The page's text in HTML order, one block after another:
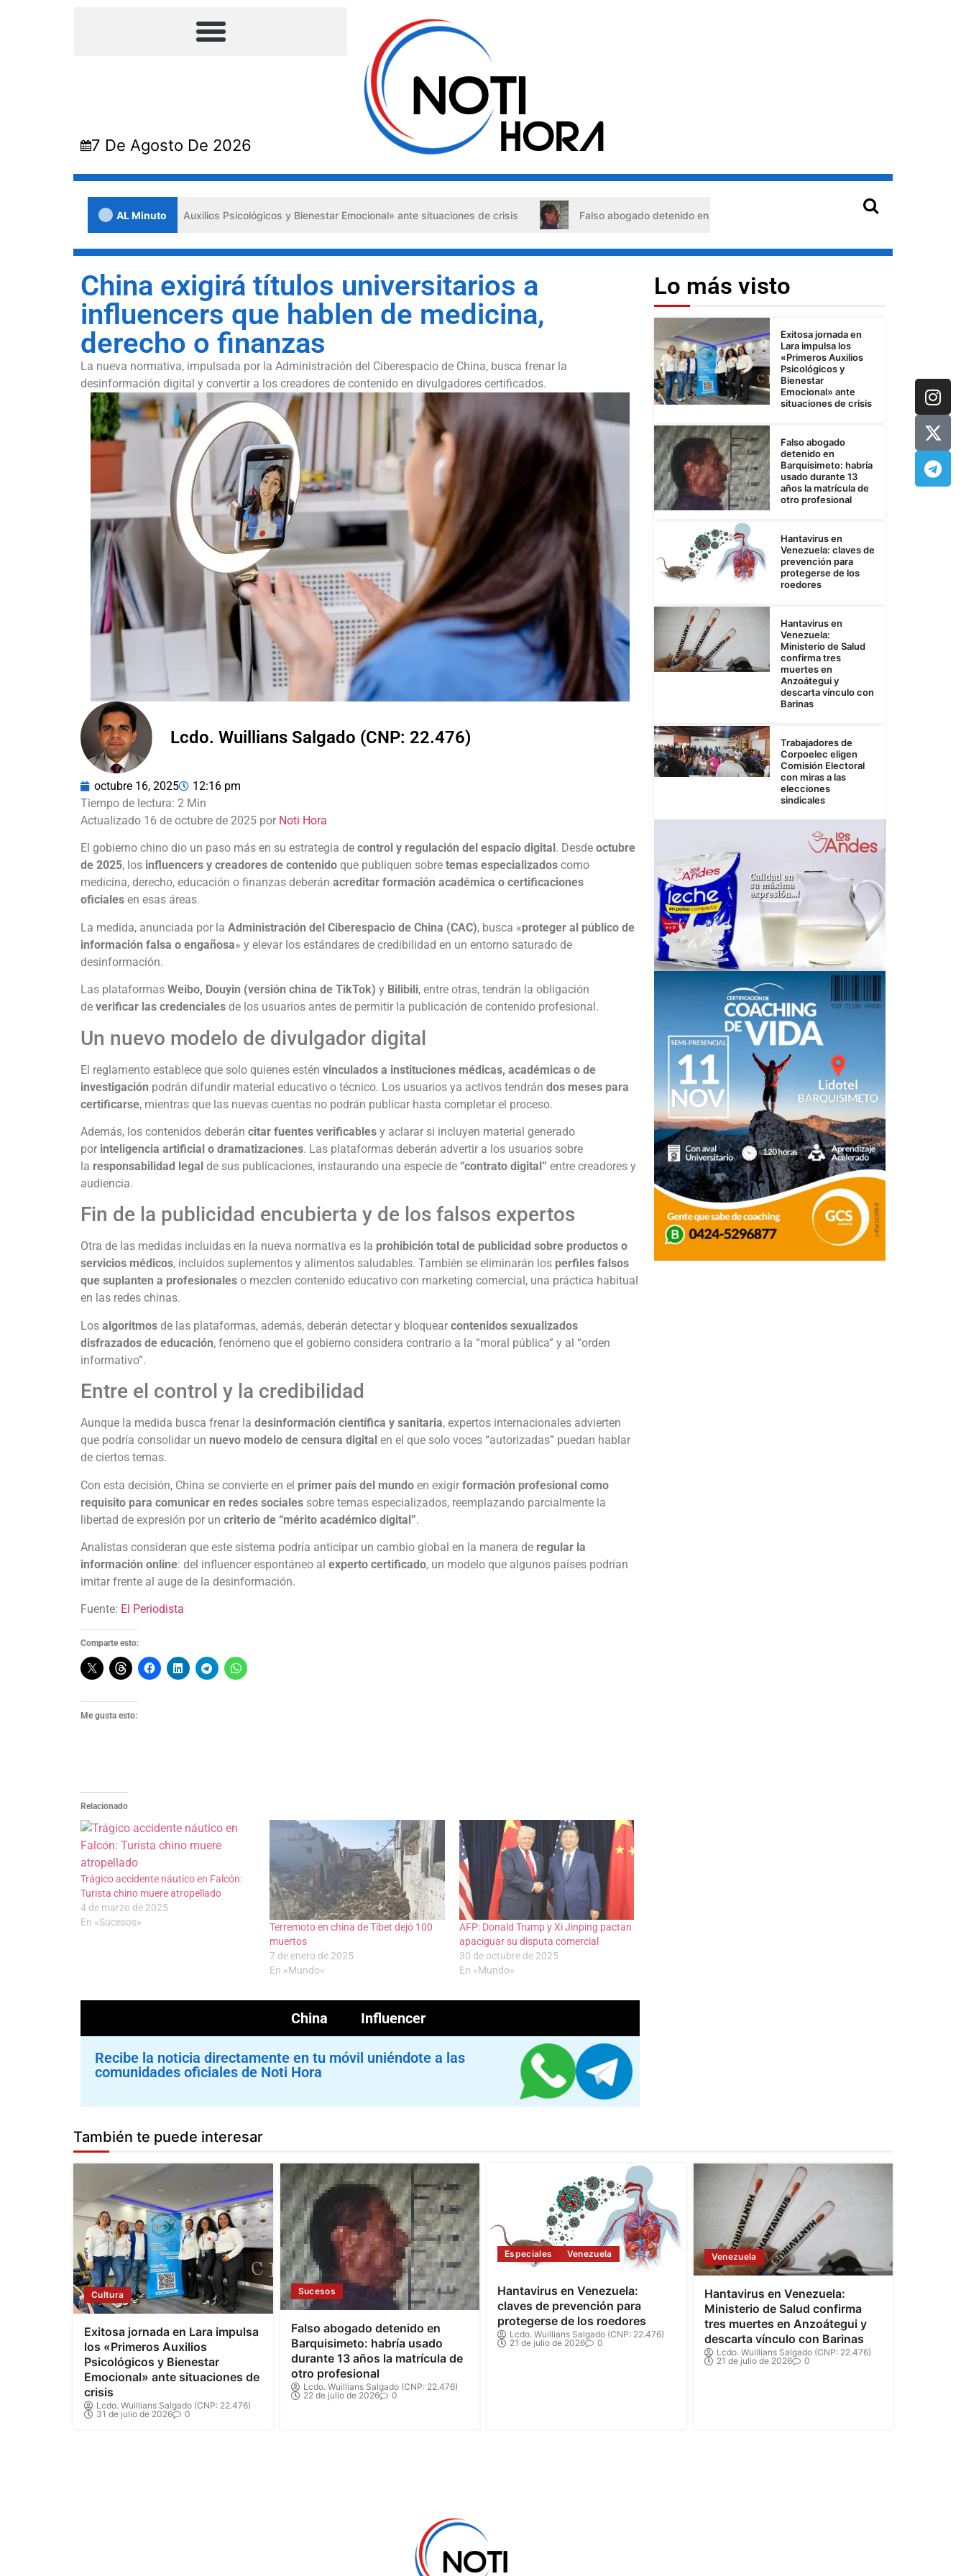
7 De Agosto De 2026
AL Minuto
impulsa los «Primeros Auxilios Psicológicos y Bienestar Emocional» ante situaciones de crisis Falso abogado detenido en Barquisimeto: habría usado durante 13 años la matrícula de otro
China exigirá títulos universitarios a
influencers que hablen de medicina,
derecho o finanzas
La nueva normativa, impulsada por la Administración del Ciberespacio de China, busca frenar la
desinformación digital y convertir a los creadores de contenido en divulgadores certificados.
Lcdo. Wuillians Salgado (CNP: 22.476)
octubre 16, 2025 12:16 pm
Actualizado 16 de octubre de 2025 por Noti Hora
El gobierno chino dio un paso más en su estrategia de control y regulación del espacio digital . Desde octubre
de 2025, los influencers y creadores de contenido que publiquen sobre temas especializados como
medicina, derecho, educación o finanzas deberán acreditar formación académica o certificaciones
oficiales en esas áreas.
La medida, anunciada por la Administración del Ciberespacio de China (CAC), busca «proteger al público de
información falsa o engañosa» y elevar los estándares de credibilidad en un entorno saturado de
desinformación.
Las plataformas Weibo, Douyin (versión china de TikTok) y Bilibili, entre otras, tendrán la obligación
de verificar las credenciales de los usuarios antes de permitir la publicación de contenido profesional.
Un nuevo modelo de divulgador digital
El reglamento establece que solo quienes estén vinculados a instituciones médicas, académicas o de
investigación podrán difundir material educativo o técnico. Los usuarios ya activos tendrán dos meses para
certificarse, mientras que las nuevas cuentas no podrán publicar hasta completar el proceso.
Además, los contenidos deberán citar fuentes verificables y aclarar si incluyen material generado
por inteligencia artificial o dramatizaciones. Las plataformas deberán advertir a los usuarios sobre
la responsabilidad legal de sus publicaciones, instaurando una especie de “contrato digital” entre creadores y
audiencia.
Fin de la publicidad encubierta y de los falsos expertos
Otra de las medidas incluidas en la nueva normativa es la prohibición total de publicidad sobre productos o
servicios médicos, incluidos suplementos y alimentos saludables. También se eliminarán los perfiles falsos
que suplanten a profesionales o mezclen contenido educativo con marketing comercial, una práctica habitual
en las redes chinas.
Los algoritmos de las plataformas, además, deberán detectar y bloquear contenidos sexualizados
disfrazados de educación, fenómeno que el gobierno considera contrario a la “moral pública” y al “orden
informativo”.
Entre el control y la credibilidad
Aunque la medida busca frenar la desinformación científica y sanitaria, expertos internacionales advierten
que podría consolidar un nuevo modelo de censura digital en el que solo voces “autorizadas” puedan hablar
de ciertos temas.
Con esta decisión, China se convierte en el primer país del mundo en exigir formación profesional como
requisito para comunicar en redes sociales sobre temas especializados, reemplazando parcialmente la
libertad de expresión por un criterio de “mérito académico digital”.
Analistas consideran que este sistema podría anticipar un cambio global en la manera de regular la
información online: del influencer espontáneo al experto certificado, un modelo que algunos países podrían
imitar frente al auge de la desinformación.
Fuente: El Periodista
Comparte esto:
Me gusta esto:
Relacionado
Trágico accidente náutico en Falcón:
Turista chino muere atropellado
4 de marzo de 2025
En «Sucesos»
Terremoto en china de Tíbet dejó 100
muertos
7 de enero de 2025
En «Mundo»
AFP: Donald Trump y Xi Jinping pactan
apaciguar su disputa comercial
30 de octubre de 2025
En «Mundo»
China Influencer
Recibe la noticia directamente en tu móvil uniéndote a las
comunidades oficiales de Noti Hora
Lo más visto
Exitosa jornada en
Lara impulsa los
«Primeros Auxilios
Psicológicos y
Bienestar
Emocional» ante
situaciones de crisis
Falso abogado
detenido en
Barquisimeto: habría
usado durante 13
años la matrícula de
otro profesional
Hantavirus en
Venezuela: claves de
prevención para
protegerse de los
roedores
Hantavirus en
Venezuela:
Ministerio de Salud
confirma tres
muertes en
Anzoátegui y
descarta vínculo con
Barinas
Trabajadores de
Corpoelec eligen
Comisión Electoral
con miras a las
elecciones
sindicales
También te puede interesar
Cultura
Exitosa jornada en Lara impulsa
los «Primeros Auxilios
Psicológicos y Bienestar
Emocional» ante situaciones de
crisis
Lcdo. Wuillians Salgado (CNP: 22.476)
31 de julio de 2026
0
Sucesos
Falso abogado detenido en
Barquisimeto: habría usado
durante 13 años la matrícula de
otro profesional
Lcdo. Wuillians Salgado (CNP: 22.476)
22 de julio de 2026
0
Especiales Venezuela
Hantavirus en Venezuela:
claves de prevención para
protegerse de los roedores
Lcdo. Wuillians Salgado (CNP: 22.476)
21 de julio de 2026
0
Venezuela
Hantavirus en Venezuela:
Ministerio de Salud confirma
tres muertes en Anzoátegui y
descarta vínculo con Barinas
Lcdo. Wuillians Salgado (CNP: 22.476)
21 de julio de 2026
0